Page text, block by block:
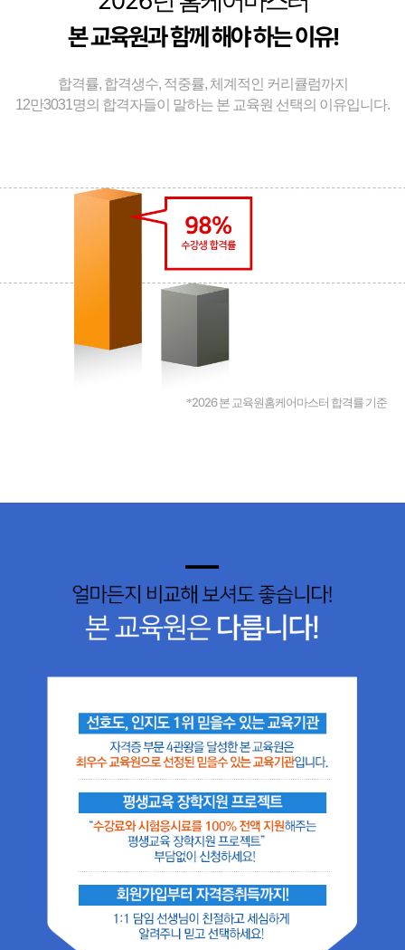
본 교육원과 함께 해야 하는 이유!
합격률, 합격생수, 적중률, 체계적인 커리큘럼까지
12만3031명의 합격자들이 말하는 본 교육원 선택의 이유입니다.
*2026본 교육원홈케어마스터 합격률 기준